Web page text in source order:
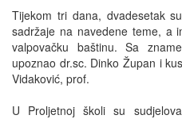
Tijekom tri dana, dvadesetak
sadržaje na navedene teme, a
valpovačku baštinu. Sa
upoznao dr.sc. Dinko Župan i
Vidaković, prof.
U Proljetnoj školi su